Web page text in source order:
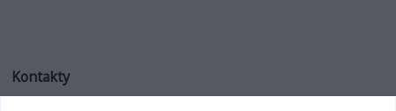
Kontakty